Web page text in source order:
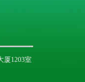
厦1203室